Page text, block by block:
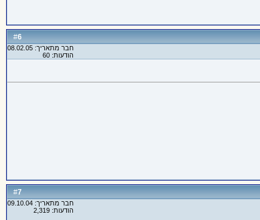
#
6
חבר מתאריך: 08.02.05
הודעות: 60
#
7
חבר מתאריך: 09.10.04
הודעות: 2,319